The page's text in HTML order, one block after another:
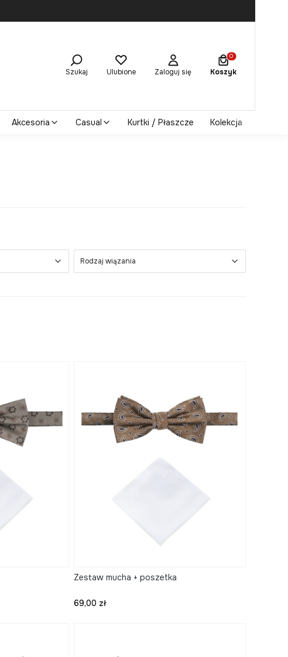
Szukaj Ulubione Zaloguj się
Produkty w
Koszyk
Akcesoria Casual Kurtki / Płaszcze Kolekcja damska
Rodzaj wiązania
Zestaw mucha + poszetka
Cena
69,00 zł